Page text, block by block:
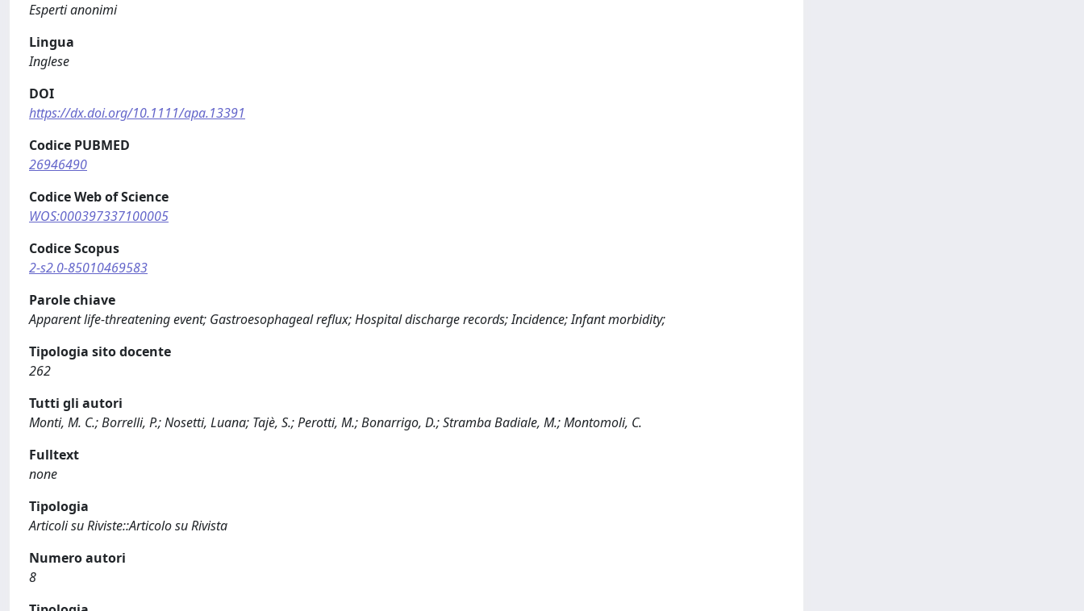
Esperti anonimi
Lingua
Inglese
DOI
https://dx.doi.org/10.1111/apa.13391
Codice PUBMED
26946490
Codice Web of Science
WOS:000397337100005
Codice Scopus
2-s2.0-85010469583
Parole chiave
Apparent life-threatening event; Gastroesophageal reflux; Hospital discharge records; Incidence; Infant morbidity;
Tipologia sito docente
262
Tutti gli autori
Monti, M. C.; Borrelli, P.; Nosetti, Luana; Tajè, S.; Perotti, M.; Bonarrigo, D.; Stramba Badiale, M.; Montomoli, C.
Fulltext
none
Tipologia
Articoli su Riviste::Articolo su Rivista
Numero autori
8